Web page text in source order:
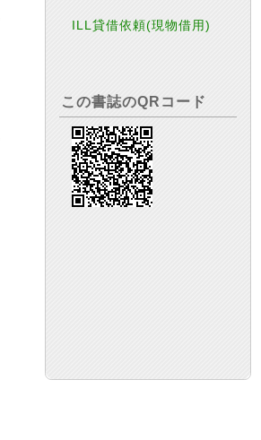
ILL貸借依頼(現物借用)
この書誌のQRコード